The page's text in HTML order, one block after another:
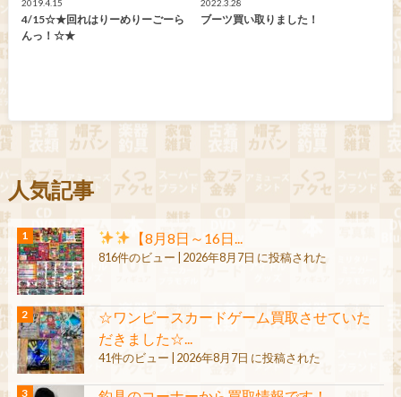
2019.4.15
4/15☆★回れはりーめりーごーら
んっ！☆★
2022.3.28
ブーツ買い取りました！
人気記事
【8月8日～16日...
816件のビュー | 2026年8月7日 に投稿された
☆ワンピースカードゲーム買取させていた
だきました☆...
41件のビュー | 2026年8月7日 に投稿された